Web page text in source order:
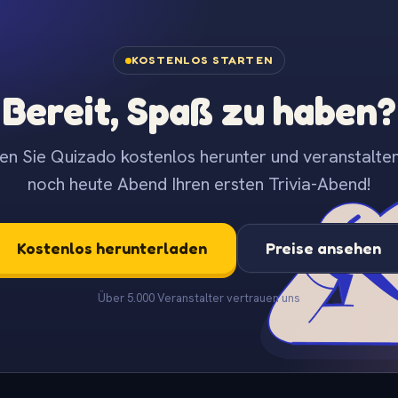
KOSTENLOS STARTEN
Bereit, Spaß zu haben?
Sie Quizado kostenlos herunter und
noch heute Abend Ihren ersten Trivia-Abend!
Kostenlos herunterladen Preise ansehen
Über 5.000 Veranstalter vertrauen uns